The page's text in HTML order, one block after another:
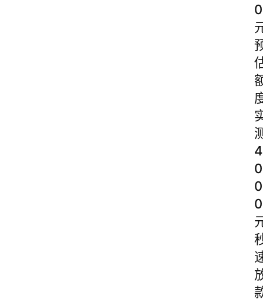
0
4
0
0
0